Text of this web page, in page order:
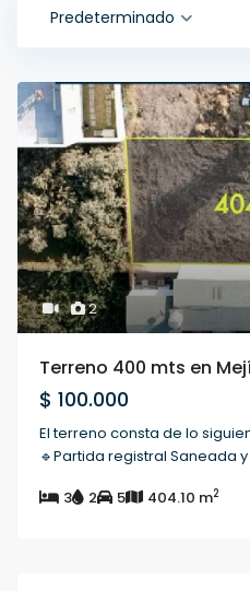
Predeterminado
2
Terreno 400 mts en
$ 100.000
El terreno consta de lo
🔹Partida registral Saneada y
3
2 5 404.10 m2